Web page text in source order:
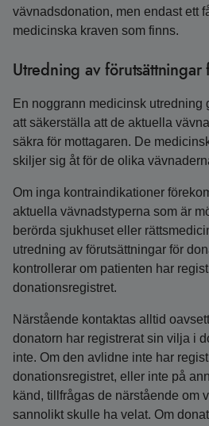
vävnadsdonation, men endast ett
medicinska kraven som finns.
Utredning av förutsättningar
En noggrann medicinsk utredning
att säkerställa att de aktuella
säkra för mottagaren. De
skiljer sig åt för de olika
Om inga kontraindikationer
aktuella vävnadstyperna som är
berörda sjukhuset eller
utredning av förutsättningar för
kontrollerar om patienten har
donationsregistret.
Närstående kontaktas alltid
donatorn har registrerat sin vilja i
inte. Om den avlidne inte har
donationsregistret, eller inte på
känd, tillfrågas de närstående om
sannolikt skulle ha velat. Om